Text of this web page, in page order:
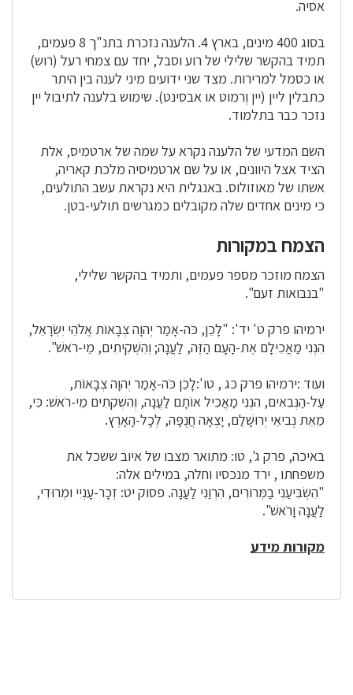
אסיה.
בסוג 400 מינים, בארץ 4. הלענה נזכרת בתנ"ך 8 פעמים,
תמיד בהקשר שלילי של רוע וסבל, יחד עם צמחי רעל (רוש)
או כסמל למרירות. מצד שני ידועים מיני לענה בין היתר
כתבלין ליין (יין וֶרמוט או אבסינט). שימוש בלענה לתיבול יין
נזכר כבר בתלמוד.
השם המדעי של הלענה נקרא על שמה של ארטמיס, אלת
הציד אצל היוונים, או על שם ארטמיסיה מלכת קאריה,
אשתו של מאוזולוס. באנגלית היא נקראת עשב התולעים,
כי מינים אחדים שלה מקובלים כמגרשים תולעי-בטן.
הצמח במקורות
הצמח מוזכר מספר פעמים, ותמיד בהקשר שלילי,
"בנבואות זעם".
ירמיהו פרק ט' יד': "לָכֵן, כֹּה-אָמַר יְהוָה צְבָאוֹת אֱלֹהֵי יִשְׂרָאֵל,
הִנְנִי מַאֲכִילָם אֶת-הָעָם הַזֶּה, לַעֲנָה; וְהִשְׁקִיתִים, מֵי-רֹאשׁ".
ועוד :ירמיהו פרק כג , טו':לָכֵן כֹּה-אָמַר יְהוָה צְבָאוֹת,
עַל-הַנְּבִאִים, הִנְנִי מַאֲכִיל אוֹתָם לַעֲנָה, וְהִשְׁקִתִים מֵי-רֹאשׁ: כִּי,
מֵאֵת נְבִיאֵי יְרוּשָׁלִַם, יָצְאָה חֲנֻפָּה, לְכָל-הָאָרֶץ.
באיכה, פרק ג', טו: מתואר מצבו של איוב ששכל את
משפחתו , ירד מנכסיו וחלה, במילים אלה:
"הִשְׂבִּיעַנִי בַמְּרוֹרִים, הִרְוַנִי לַעֲנָה. פסוק יט: זְכָר-עָנְיִי וּמְרוּדִי,
לַעֲנָה וָרֹאשׁ".
מקורות מידע